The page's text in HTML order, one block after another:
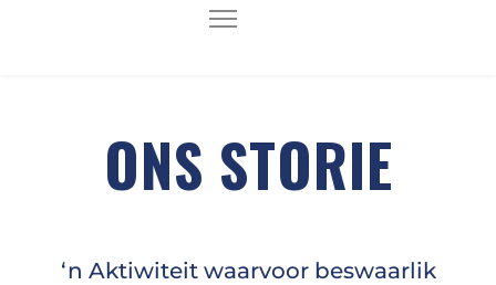
ONS STORIE
‘n Aktiwiteit waarvoor beswaarlik